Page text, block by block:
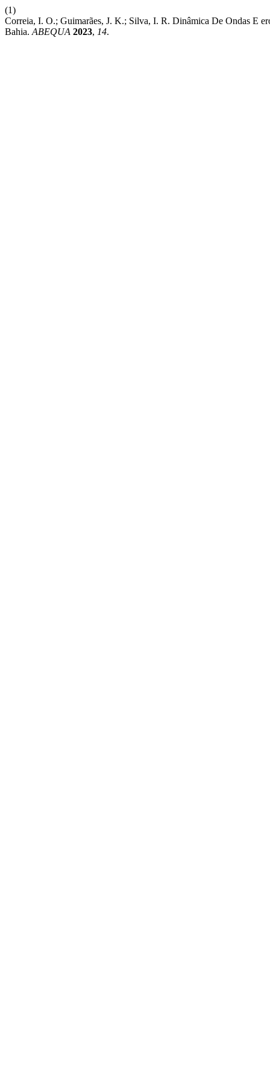
(1)
Correia, I. O.; Guimarães, J. K.; Silva, I. R. Dinâmica De Ondas E
Bahia. ABEQUA 2023, 14.